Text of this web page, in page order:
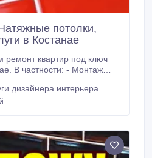
потолки,
в Костанае
ремонт квартир под ключ
В частности: - Монтаж
Штукатурку
дизайнера интерьера